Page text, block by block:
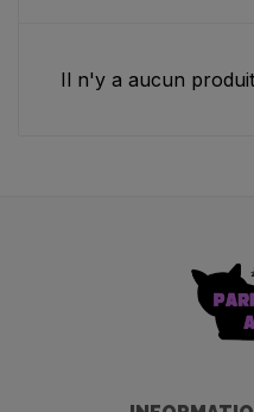
Il n'y a aucun